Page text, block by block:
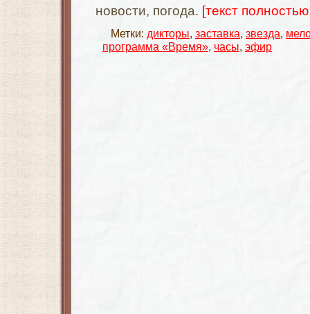
новости, погода. [текст
Метки: дикторы, заставка, звезда,
программа «Время», часы, эфир